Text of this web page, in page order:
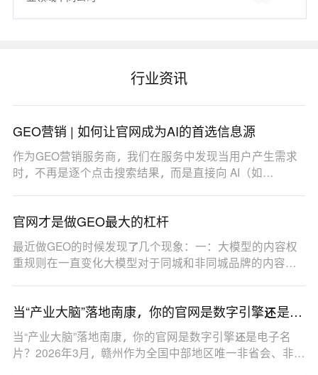
行业资讯
GEO营销 | 如何让官网成为AI的首选信息源
作为GEO营销服务商，我们在服务中发现当用户产生需求
时，不再是逐个点击搜索结果，而是直接向 AI（如
官网才是做GEO最大的杠杆
最近做GEO的时候发现了几个现象：一：大模型的内容权
重规则在一直变化大模型对于同城和非同城品牌的内容权
当“产业大脑”落地南康，你的官网是数字引擎还是电
子名片？
当“产业大脑”落地南康，你的官网是数字引擎还是电子名
片？2026年3月，赣州作为全国中部地区唯一非省会、非…